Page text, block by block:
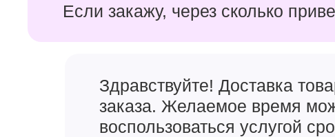
Если закажу, через сколько
Здравствуйте! Доставка
заказа. Желаемое время
воспользоваться услугой